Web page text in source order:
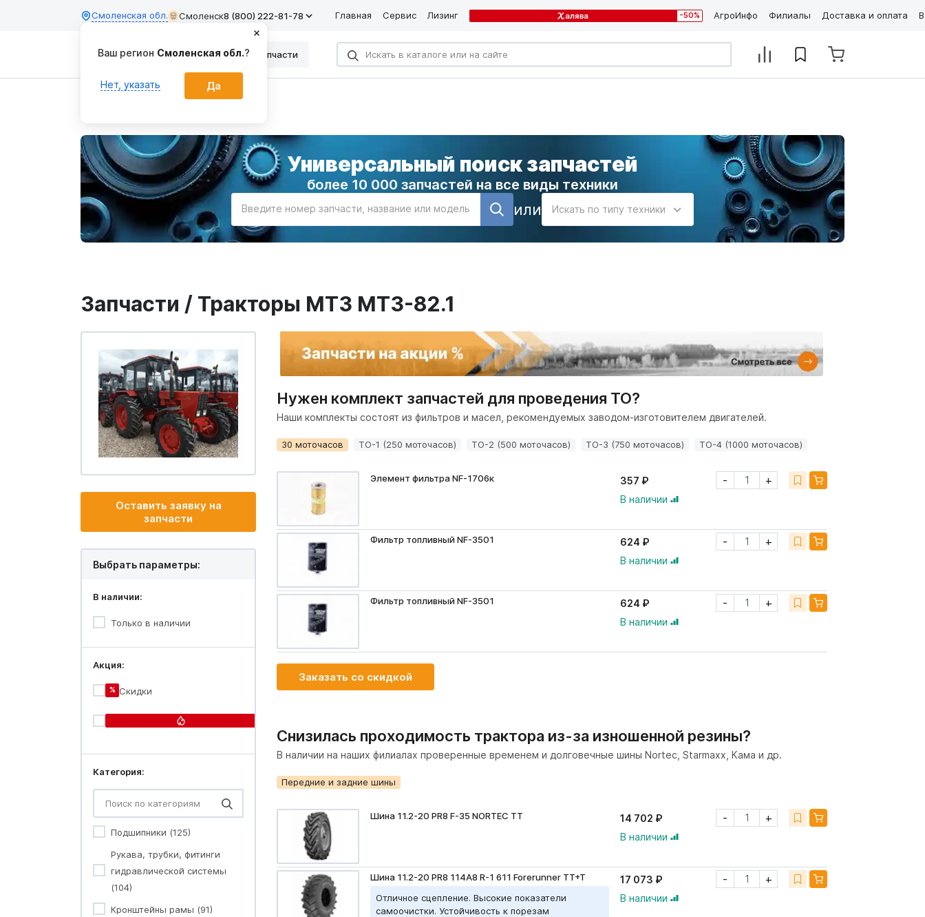
Смоленская обл. Смоленск8 (800) 222-81-78 Главная Сервис Лизинг -50% АгроИнфо Филиалы Доставка и оплата
Каталог Запчасти
Универсальный поиск запчастей
более 10 000 запчастей на все виды техники
Введите номер запчасти, название или модель или Искать по типу техники
Запчасти / Тракторы МТЗ МТЗ-82.1
Оставить заявку на
запчасти
Выбрать параметры:
В наличии:
Только в наличии
Акция:
% Скидки
Категория:
Подшипники (125)
Рукава, трубки, фитинги
гидравлической системы
(104)
Кронштейны рамы (91)
Нужен комплект запчастей для проведения ТО?
Наши комплекты состоят из фильтров и масел, рекомендуемых заводом-изготовителем двигателей.
30 моточасов ТО-1 (250 моточасов) ТО-2 (500 моточасов) ТО-3 (750 моточасов) ТО-4 (1000 моточасов)
Элемент фильтра NF-1706к
357 ₽
В наличии
- +
Фильтр топливный NF-3501
624 ₽
В наличии
- +
Фильтр топливный NF-3501
624 ₽
В наличии
- +
Заказать со скидкой
Снизилась проходимость трактора из-за изношенной резины?
В наличии на наших филиалах проверенные временем и долговечные шины Nortec, Starmaxx, Кама и др.
Передние и задние шины
Шина 11.2-20 PR8 F-35 NORTEC TT
14 702 ₽
В наличии
- +
Шина 11.2-20 PR8 114A8 R-1 611 Forerunner TT+T
Отличное сцепление. Высокие показатели
самоочистки. Устойчивость к порезам
17 073 ₽
В наличии
- +
Ваш регион Смоленская обл.?
Нет, указать Да